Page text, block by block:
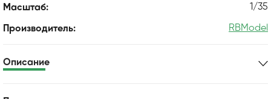
Масштаб: 1/35
Производитель: RBModel
Описание